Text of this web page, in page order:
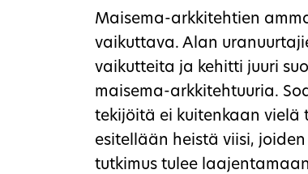
Maisema-arkkitehtien
vaikuttava. Alan
vaikutteita ja kehitti juuri
maisema-arkkitehtuuria.
tekijöitä ei kuitenkaan vielä
esitellään heistä viisi,
tutkimus tulee